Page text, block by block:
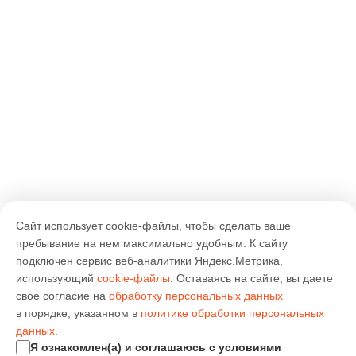
Сайт использует cookie-файлы, чтобы сделать ваше
пребывание на нем максимально удобным. К cайту
подключен сервис веб-аналитики Яндекс.Метрика,
использующий cookie-файлы . Оставаясь на сайте, вы даете
свое согласие на обработку персональных данных
в порядке, указанном в политике обработки персональных
данных
Я ознакомлен(а) и соглашаюсь с условиями